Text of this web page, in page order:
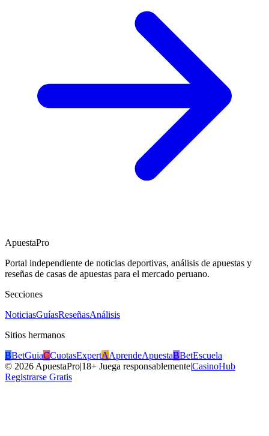
ApuestaPro
Portal independiente de noticias deportivas, análisis de apuestas y
reseñas de casas de apuestas para el mercado peruano.
Secciones
NoticiasGuíasReseñasAnálisis
Sitios hermanos
BBetGuiaCCuotasExpertAAprendeApuestaBBetEscuela
© 2026 ApuestaPro|18+ Juega responsablemente|CasinoHub
Registrarse Gratis